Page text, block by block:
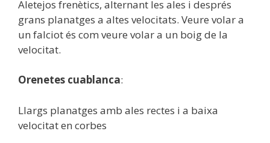
Aletejos frenètics, alternant les ales i després
grans planatges a altes velocitats. Veure volar a
un falciot és com veure volar a un boig de la
velocitat.
Orenetes cuablanca:
Llargs planatges amb ales rectes i a baixa
velocitat en corbes